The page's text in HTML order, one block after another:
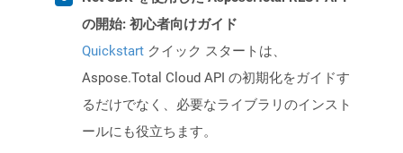
の開始: 初心者向けガイド
Quickstart クイック スタートは、
Aspose.Total Cloud API の初期化をガイドす
るだけでなく、必要なライブラリのインスト
ールにも役立ちます。